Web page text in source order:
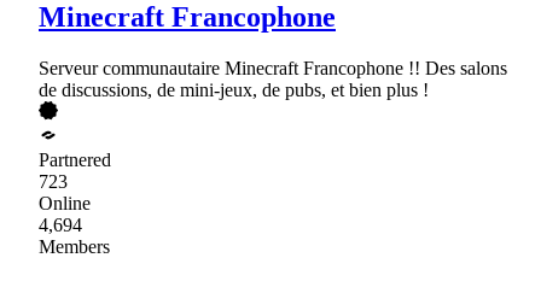
Minecraft Francophone
Serveur communautaire Minecraft Francophone !! Des salons
de discussions, de mini-jeux, de pubs, et bien plus !
Partnered
723
Online
4,694
Members